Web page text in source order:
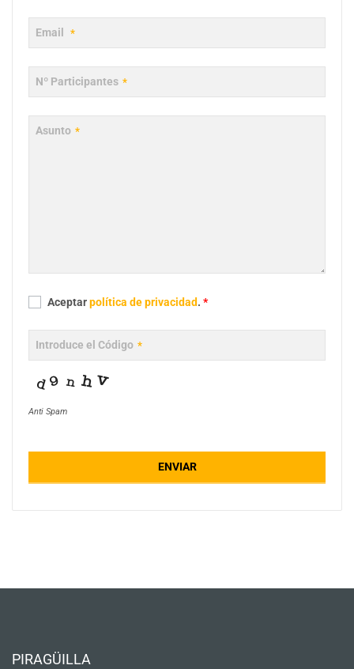
Email *
Nº Participantes *
Asunto *
Aceptarpolítica de privacidad. *
Introduce el Código *
Anti Spam
ENVIAR
PIRAGÜILLA